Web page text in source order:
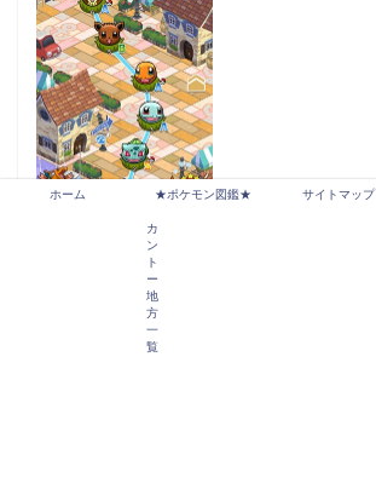
ホーム ★ポケモン図鑑★
カ
ン
ト
ー
地
方
一
覧
サイトマップ